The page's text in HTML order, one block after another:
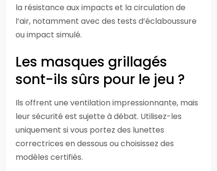
la résistance aux impacts et la circulation de
l’air, notamment avec des tests d’éclaboussure
ou impact simulé.
Les masques grillagés
sont-ils sûrs pour le jeu ?
Ils offrent une ventilation impressionnante, mais
leur sécurité est sujette à débat. Utilisez-les
uniquement si vous portez des lunettes
correctrices en dessous ou choisissez des
modèles certifiés.